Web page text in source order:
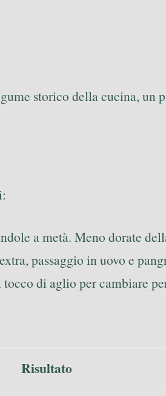
storico della cucina, un
a metà. Meno dorate
passaggio in uovo e
di aglio per cambiare
Risultato